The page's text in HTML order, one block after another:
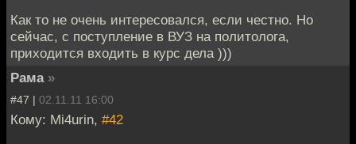
Как то не очень интересовался, если честно. Но
сейчас, с поступление в ВУЗ на политолога,
приходится входить в курс дела )))
Рама »
#47 | 02.11.11 16:00
Кому: Mi4urin, #42